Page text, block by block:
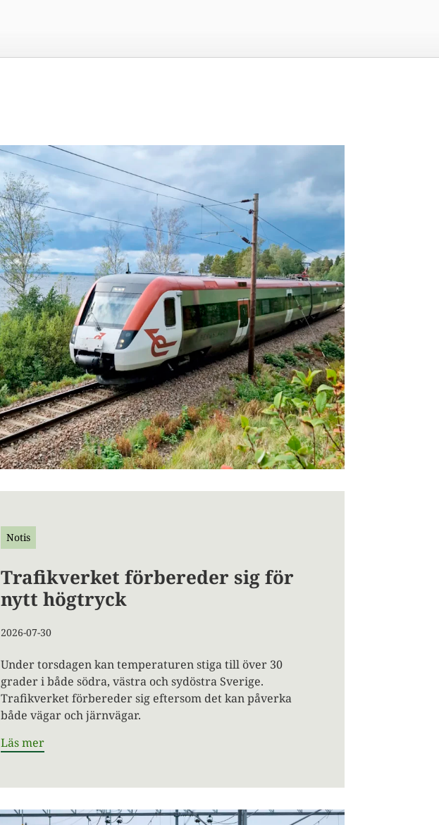
Notis
Trafikverket förbereder sig för
nytt högtryck
2026-07-30
Under torsdagen kan temperaturen stiga till över 30
grader i både södra, västra och sydöstra Sverige.
Trafikverket förbereder sig eftersom det kan påverka
både vägar och järnvägar.
Läs mer